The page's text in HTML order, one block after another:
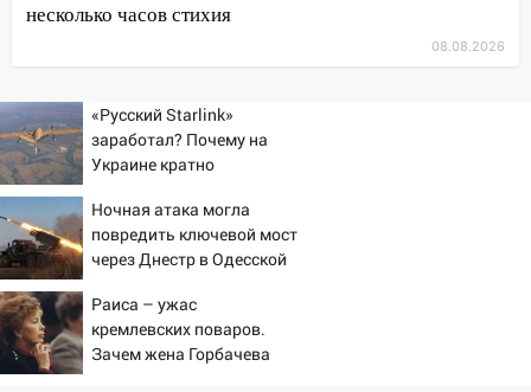
14:16 Шторм продолжает ломать город:
14:14
Студента из Ульяновска обманули
мошенники под видом преподавателя
14:12
упавшее дерево или затопленную улицу
после непогоды
13:59
ветром сорвало опалубку со
строящегося дома
13:54
несколько часов стихия
08.08.2026
«Русский Starlink»
заработал? Почему на
Украине кратно
попаданий по объектам
ВСУ
Ночная атака могла
повредить ключевой мост
через Днестр в Одесской
Раиса – ужас
кремлевских поваров.
Зачем жена Горбачева